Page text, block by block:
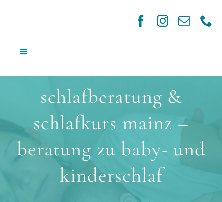
Toggle
Babys und Kinder
Schulen und Kitas
Standorte
schlafberatung &
schlafkurs mainz –
beratung zu baby- und
kinderschlaf